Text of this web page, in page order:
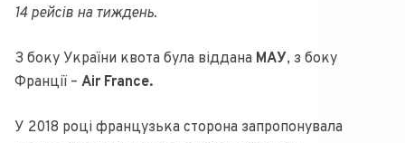
14 рейсів на тиждень.
З боку України квота була віддана МАУ, з боку
Франції – Air France.
У 2018 році французька сторона запропонувала